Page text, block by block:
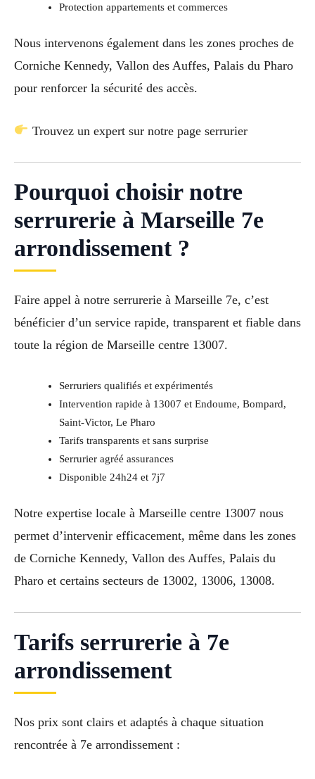
Protection appartements et commerces
Nous intervenons également dans les zones proches de
Corniche Kennedy, Vallon des Auffes, Palais du Pharo
pour renforcer la sécurité des accès.
Trouvez un expert sur notre page serrurier
Pourquoi choisir notre
serrurerie à Marseille 7e
arrondissement ?
Faire appel à notre serrurerie à Marseille 7e, c’est
bénéficier d’un service rapide, transparent et fiable dans
toute la région de Marseille centre 13007.
Serruriers qualifiés et expérimentés
Intervention rapide à 13007 et Endoume, Bompard,
Saint-Victor, Le Pharo
Tarifs transparents et sans surprise
Serrurier agréé assurances
Disponible 24h24 et 7j7
Notre expertise locale à Marseille centre 13007 nous
permet d’intervenir efficacement, même dans les zones
de Corniche Kennedy, Vallon des Auffes, Palais du
Pharo et certains secteurs de 13002, 13006, 13008.
Tarifs serrurerie à 7e
arrondissement
Nos prix sont clairs et adaptés à chaque situation
rencontrée à 7e arrondissement :